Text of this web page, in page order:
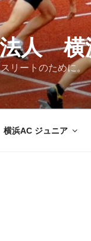
人 横
リートのために。
横浜AC ジュニア